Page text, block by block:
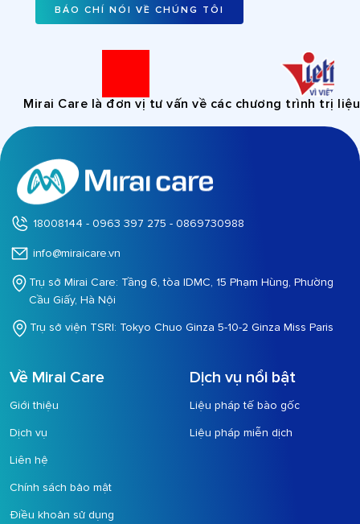
BÁO CHÍ NÓI VỀ CHÚNG TÔI
Mirai Care là đơn vị tư vấn về các chương trình trị liệu
18008144 - 0963 397 275 - 0869730988
info@miraicare.vn
Trụ sở Mirai Care: Tầng 6, tòa IDMC, 15 Phạm Hùng, Phường
Cầu Giấy, Hà Nội
Trụ sở viện TSRI: Tokyo Chuo Ginza 5-10-2 Ginza Miss Paris
Về Mirai Care
Giới thiệu
Dịch vụ
Liên hệ
Chính sách bảo mật
Điều khoản sử dụng
Dịch vụ nổi bật
Liệu pháp tế bào gốc
Liệu pháp miễn dịch